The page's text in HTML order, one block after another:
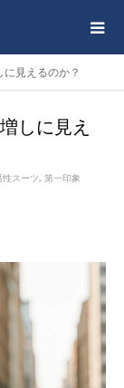
見えるのか？
しに見え
性スーツ, 第一印象